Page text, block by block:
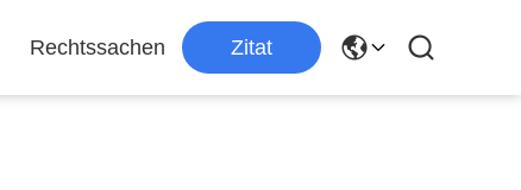
Rechtssachen Zitat